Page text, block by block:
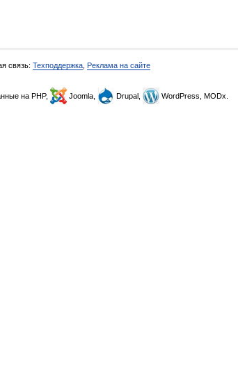
связь: Техподдержка Реклама на сайте
на PHP, Joomla, Drupal, WordPress, MODx.